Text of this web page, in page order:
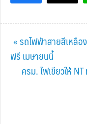
Previous
Post:
« รถไฟฟ้าสายสีเหลื
ฟรี เมษายนนี้
Next
ครม. ไฟเขียวให้